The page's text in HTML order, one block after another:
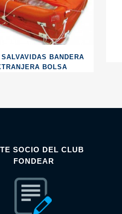
BANDERA
BOLSA
SOCIO DEL CLUB
FONDEAR